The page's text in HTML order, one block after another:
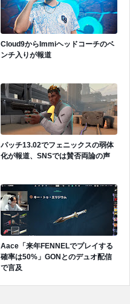
Cloud9からImmiヘッドコーチのベ
ンチ入りが報道
パッチ13.02でフェニックスの弱体
化が報道、SNSでは賛否両論の声
Aace「来年FENNELでプレイする
確率は50%」GONとのデュオ配信
で言及